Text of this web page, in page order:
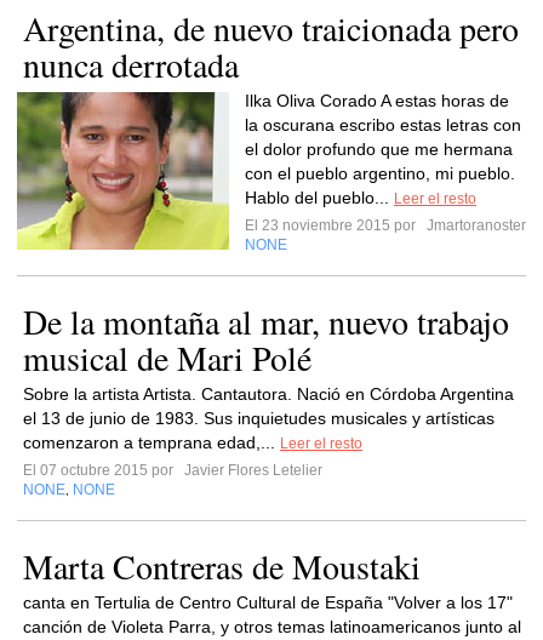
Argentina, de nuevo traicionada pero
nunca derrotada
Ilka Oliva Corado A estas horas de
la oscurana escribo estas letras con
el dolor profundo que me hermana
con el pueblo argentino, mi pueblo.
Hablo del pueblo...
Leer el resto
El 23 noviembre 2015 por
Jmartoranoster
NONE
De la montaña al mar, nuevo trabajo
musical de Mari Polé
Sobre la artista Artista. Cantautora. Nació en Córdoba Argentina
el 13 de junio de 1983. Sus inquietudes musicales y artísticas
comenzaron a temprana edad,...
Leer el resto
El 07 octubre 2015 por
Javier Flores Letelier
NONE NONE
Marta Contreras de Moustaki
canta en Tertulia de Centro Cultural de España "Volver a los 17"
canción de Violeta Parra, y otros temas latinoamericanos junto al